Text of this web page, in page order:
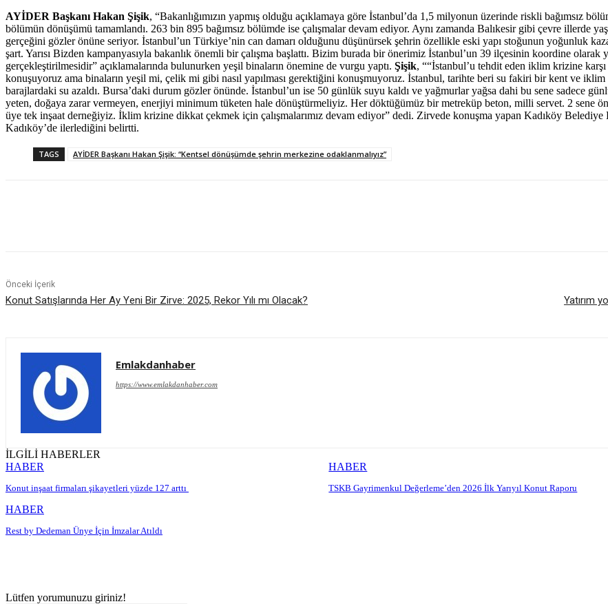
AYİDER Başkanı Hakan Şişik, “Bakanlığımızın yapmış olduğu açıklamaya göre İstanbul’da 1,5 milyonun üzerinde riskli bağımsız
bölümün dönüşümü tamamlandı. 263 bin 895 bağımsız bölümde ise çalışmalar devam ediyor. Aynı zamanda Balıkesir gibi çevre illerde
gerçeğini gözler önüne seriyor. İstanbul’un Türkiye’nin can damarı olduğunu düşünürsek şehrin özellikle eski yapı stoğunun yoğunluk
şart. Yarısı Bizden kampanyasıyla bakanlık önemli bir çalışma başlattı. Bizim burada bir önerimiz İstanbul’un 39 ilçesinin koordine
gerçekleştirilmesidir” açıklamalarında bulunurken yeşil binaların önemine de vurgu yaptı. Şişik, ““İstanbul’u tehdit eden iklim krizine
konuşuyoruz ama binaların yeşil mi, çelik mi gibi nasıl yapılması gerektiğini konuşmuyoruz. İstanbul, tarihte beri su fakiri bir kent ve
barajlardaki su azaldı. Bursa’daki durum gözler önünde. İstanbul’un ise 50 günlük suyu kaldı ve yağmurlar yağsa dahi bu sene sadece
yeten, doğaya zarar vermeyen, enerjiyi minimum tüketen hale dönüştürmeliyiz. Her döktüğümüz bir metreküp beton, milli servet. 2 sene
üye tek inşaat derneğiyiz. İklim krizine dikkat çekmek için çalışmalarımız devam ediyor” dedi. Zirvede konuşma yapan Kadıköy Belediye
Kadıköy’de ilerlediğini belirtti.
TAGS AYİDER Başkanı Hakan Şişik: “Kentsel dönüşümde şehrin merkezine odaklanmalıyız”
Önceki İçerik
Konut Satışlarında Her Ay Yeni Bir Zirve: 2025, Rekor Yılı mı Olacak? Yatırım
Emlakdanhaber
https://www.emlakdanhaber.com
İLGİLİ HABERLER
HABER
Konut inşaat firmaları şikayetleri yüzde 127 arttı
HABER
TSKB Gayrimenkul Değerleme’den 2026 İlk Yarıyıl Konut Raporu
HABER
Rest by Dedeman Ünye İçin İmzalar Atıldı
Lütfen yorumunuzu giriniz!